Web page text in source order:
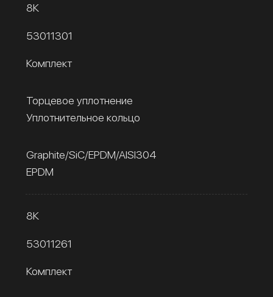
8К
53011301
Комплект
Торцевое уплотнение
Уплотнительное кольцо
Graphite/SiC/EPDM/AISI304
EPDM
8К
53011261
Комплект